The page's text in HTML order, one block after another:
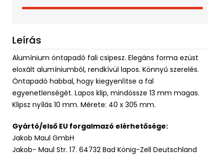
Leírás
Alumínium öntapadó fali csipesz. Elegáns forma ezüst
eloxált alumíniumból, rendkívül lapos. Könnyű szerelés.
Öntapadó habbal, hogy kiegyenlítse a fal
egyenetlenségét. Lapos klip, mindössze 13 mm magas.
Klipsz nyílás 10 mm. Mérete: 40 x 305 mm.
Gyártó/első EU forgalmazó elérhetősége:
Jakob Maul GmbH
Jakob- Maul Str. 17. 64732 Bad König-Zell Deutschland